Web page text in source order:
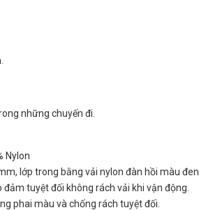
những chuyến đi.
Nylon
lớp trong bằng vải nylon đàn hồi màu đen
tuyệt đối không rách vải khi vận động.
phai màu và chống rách tuyệt đối.